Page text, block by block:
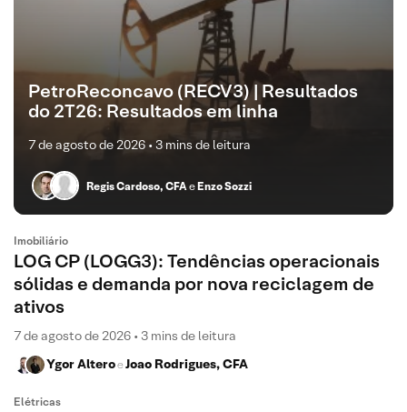
PetroReconcavo (RECV3) | Resultados
do 2T26: Resultados em linha
7 de agosto de 2026 • 3 mins de leitura
Regis Cardoso, CFA eEnzo Sozzi
Imobiliário
LOG CP (LOGG3): Tendências operacionais
sólidas e demanda por nova reciclagem de
ativos
7 de agosto de 2026 • 3 mins de leitura
Ygor AlteroeJoao Rodrigues, CFA
Elétricas